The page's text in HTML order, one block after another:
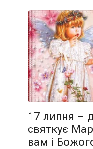
17 липня –
святкує
вам і